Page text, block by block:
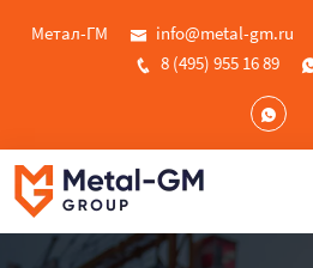
Метал-ГМ info@metal-gm.ru
8 (495) 955 16 89